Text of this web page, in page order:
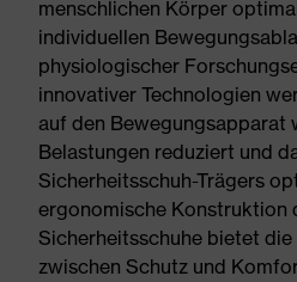
menschlichen Körper
individuellen
physiologischer
innovativer Technologien
auf den Bewegungsapparat
Belastungen reduziert und
Sicherheitsschuh-Trägers
ergonomische Konstruktion
Sicherheitsschuhe bietet
zwischen Schutz und